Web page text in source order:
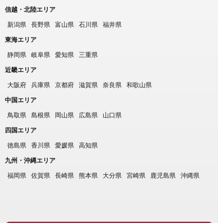
信越・北陸エリア
新潟県
長野県 富山県 石川県
福井県
東海エリア
静岡県
岐阜県 愛知県
三重県
近畿エリア
大阪府
兵庫県 京都府 滋賀県 奈良県
和歌山県
中国エリア
鳥取県
島根県 岡山県 広島県
山口県
四国エリア
徳島県
香川県 愛媛県
高知県
九州・沖縄エリア
福岡県
佐賀県 長崎県 熊本県 大分県 宮崎県 鹿児島県 沖縄県